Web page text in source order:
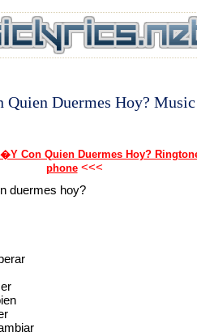
Duermes Hoy?
Con Quien Duermes Hoy?
phone<<<
duermes hoy?